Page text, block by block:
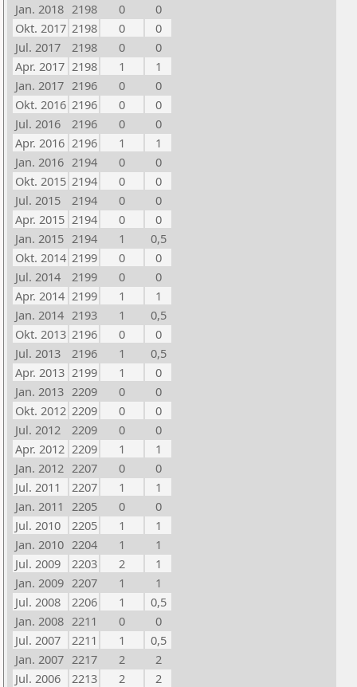
Jan. 2018 2198 0
0
Okt. 2017 2198 0
0
Jul. 2017
2198 0
0
Apr. 2017 2198 1
1
Jan. 2017 2196 0
0
Okt. 2016 2196 0
0
Jul. 2016
2196 0
0
Apr. 2016 2196 1
1
Jan. 2016 2194 0
0
Okt. 2015 2194 0
0
Jul. 2015
2194 0
0
Apr. 2015 2194 0
0
Jan. 2015 2194 1
0,5
Okt. 2014 2199 0
0
Jul. 2014
2199 0
0
Apr. 2014 2199 1
1
Jan. 2014 2193 1
0,5
Okt. 2013 2196 0
0
Jul. 2013
2196 1
0,5
Apr. 2013 2199 1
0
Jan. 2013 2209 0
0
Okt. 2012 2209 0
0
Jul. 2012
2209 0
0
Apr. 2012 2209 1
1
Jan. 2012 2207 0
0
Jul. 2011
2207 1
1
Jan. 2011 2205 0
0
Jul. 2010
2205 1
1
Jan. 2010 2204 1
1
Jul. 2009
2203 2
1
Jan. 2009 2207 1
1
Jul. 2008
2206 1
0,5
Jan. 2008 2211 0
0
Jul. 2007
2211 1
0,5
Jan. 2007 2217 2
2
Jul. 2006
2213 2
2